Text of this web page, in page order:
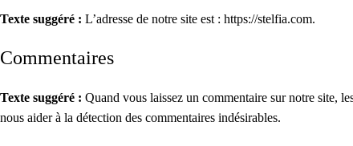
Texte suggéré : L’adresse de notre site est : https://stelfia.com.
Commentaires
Texte suggéré : Quand vous laissez un commentaire sur notre site,
nous aider à la détection des commentaires indésirables.